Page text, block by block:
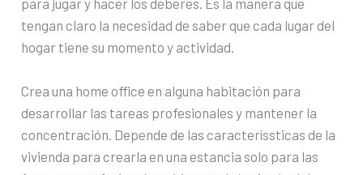
tengan claro la necesidad de saber que cada lugar del
hogar tiene su momento y actividad.
Crea una home office en alguna habitación para
desarrollar las tareas profesionales y mantener la
concentración. Depende de las caracteríssticas de la
vivienda para crearla en una estancia solo para las